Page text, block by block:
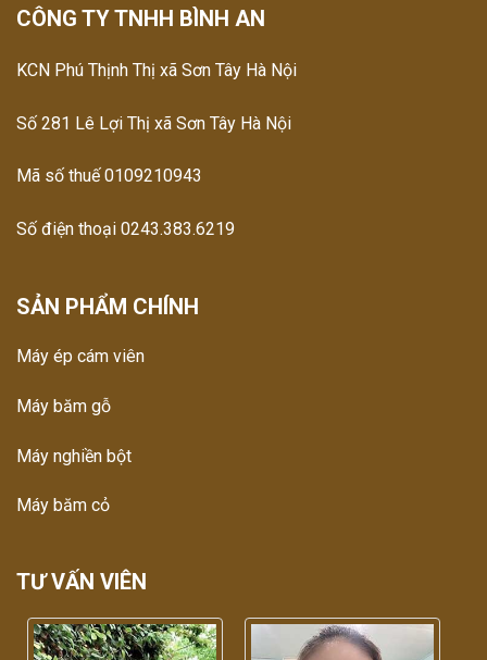
CÔNG TY TNHH BÌNH AN
KCN Phú Thịnh Thị xã Sơn Tây Hà Nội
Số 281 Lê Lợi Thị xã Sơn Tây Hà Nội
Mã số thuế 0109210943
Số điện thoại 0243.383.6219
SẢN PHẨM CHÍNH
Máy ép cám viên
Máy băm gỗ
Máy nghiền bột
Máy băm cỏ
TƯ VẤN VIÊN